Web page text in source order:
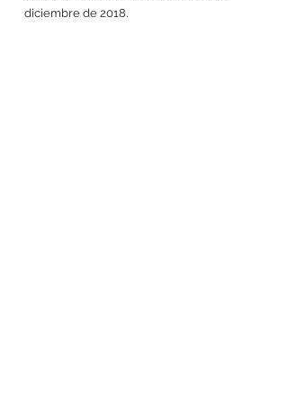
diciembre de 2018,